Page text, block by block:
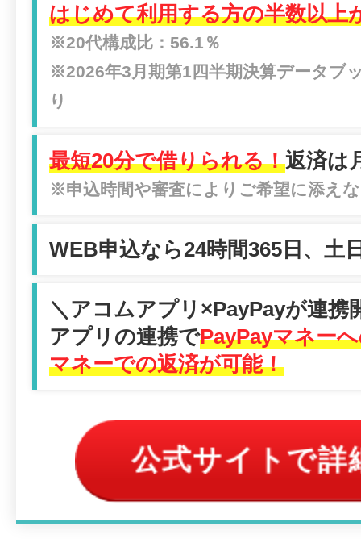
はじめて利用する方の半数以上
※20代構成比：56.1％
※2026年3月期第1四半期決算データブ
り
最短20分で借りられる！返済は
※申込時間や審査によりご希望に添え
WEB申込なら24時間365日、土
＼アコムアプリ×PayPayが連携
アプリの連携でPayPayマネー
マネーでの返済が可能！
公式サイトで詳